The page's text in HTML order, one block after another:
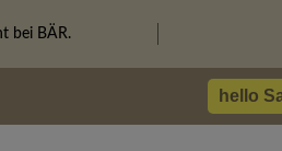
springen
bei BÄR.
hello